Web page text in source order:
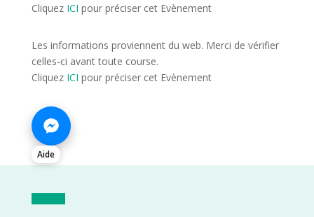
Cliquez ICI pour préciser cet Evènement
Les informations proviennent du web. Merci de vérifier
celles-ci avant toute course.
Cliquez ICI pour préciser cet Evènement
Aide